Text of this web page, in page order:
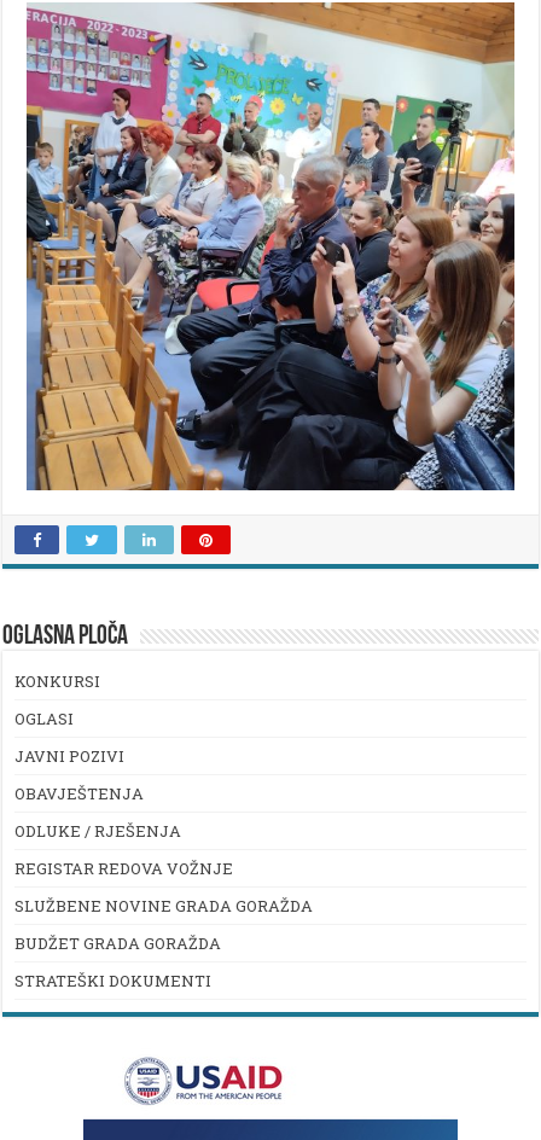
OGLASNA PLOČA
KONKURSI
OGLASI
JAVNI POZIVI
OBAVJEŠTENJA
ODLUKE / RJEŠENJA
REGISTAR REDOVA VOŽNJE
SLUŽBENE NOVINE GRADA GORAŽDA
BUDŽET GRADA GORAŽDA
STRATEŠKI DOKUMENTI